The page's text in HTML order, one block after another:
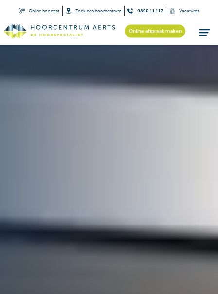
Online hoortest Zoek een hoorcentrum 0800 11 117 Vacatures
Online afspraak maken